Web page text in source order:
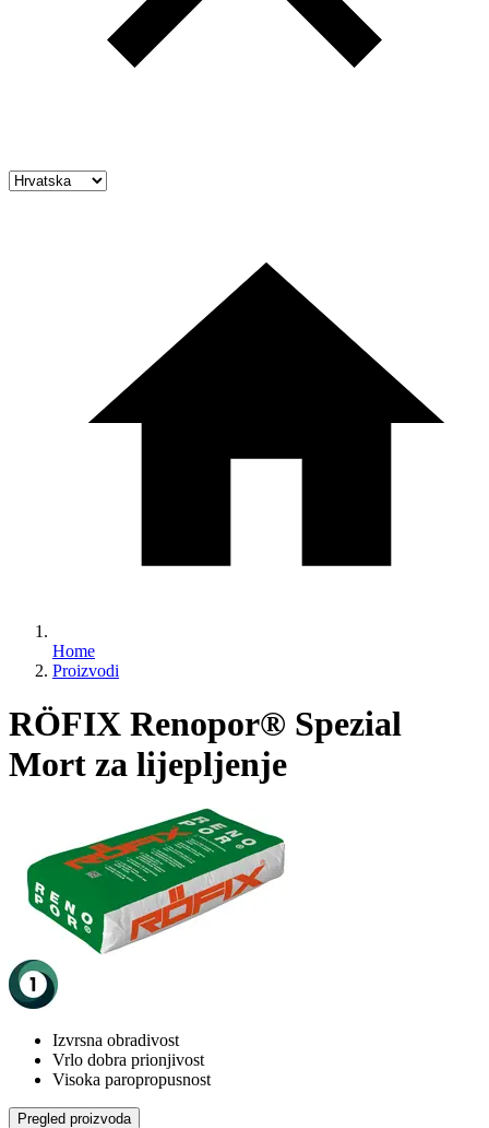
Home
Proizvodi
RÖFIX Renopor® Spezial
Mort za lijepljenje
Izvrsna obradivost
Vrlo dobra prionjivost
Visoka paropropusnost
Pregled proizvoda